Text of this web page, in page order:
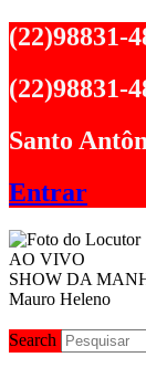
Ir
para
conteúdo
(22)98831-
(22)98831-
Santo
Entrar
AO VIVO
SHOW DA
Mauro Heleno
Search